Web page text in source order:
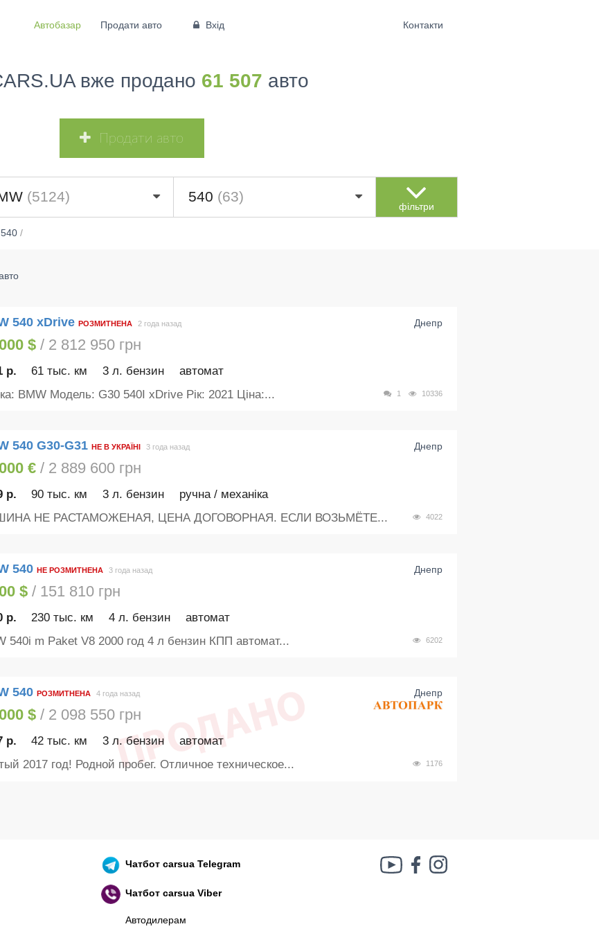
Автобазар Продати авто Вхід Контакти
вже продано 61 507 авто
Продати авто
(5124) 540 (63)
фільтри
540/
540 xDrive РОЗМИТНЕНА Днепр
2 года назад
$/ 2 812 950 грн
р. 61 тыс. км 3 л. бензин автомат
1 10336
BMW Модель: G30 540I xDrive Рік: 2021 Ціна:...
540 G30-G31 НЕ В УКРАЇНІ Днепр
3 года назад
€/ 2 889 600 грн
р. 90 тыс. км 3 л. бензин ручна / механіка
4022
НЕ РАСТАМОЖЕНАЯ, ЦЕНА ДОГОВОРНАЯ. ЕСЛИ ВОЗЬМЁТЕ...
540 НЕ РОЗМИТНЕНА Днепр
3 года назад
$/ 151 810 грн
р. 230 тыс. км 4 л. бензин автомат
6202
540i m Paket V8 2000 год 4 л бензин КПП автомат...
540 РОЗМИТНЕНА Днепр
4 года назад
$/ 2 098 550 грн
р. 42 тыс. км 3 л. бензин автомат
1176
2017 год! Родной пробег. Отличное техническое...
Чатботcarsua Telegram
Чатботcarsua Viber
Автодилерам